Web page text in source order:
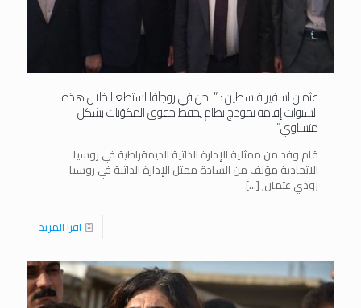
عثمان لسفير فلسطين : ” نحن في روجآفا استطعنا خلال هذه
السنوات إقامة نموذج نظام يحفظ حقوق المكوَنات بشكل
متساوي”
قام وفد من ممثلية الإدارة الذاتية الديمقراطية في روسيا
الاتحادية مؤلف من السادة ممثل الإدارة الذاتية في روسيا
رودي عثمان,[…]
اقرا المزيد